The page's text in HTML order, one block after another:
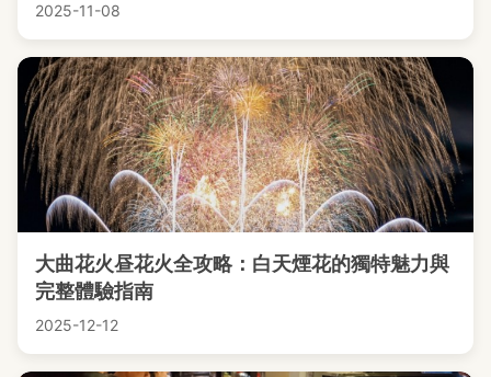
2025-11-08
大曲花火昼花火全攻略：白天煙花的獨特魅力與
完整體驗指南
2025-12-12